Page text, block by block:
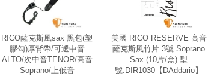
RICO薩克斯風sax 黑包(塑
膠勾)厚背帶/可選中音
ALTO/次中音TENOR/高音
Soprano/上低音
美國 RICO RESERVE 高音
薩克斯風竹片 3號 Soprano
Sax (10片/盒) 型
號:DIR1030【DAddario】